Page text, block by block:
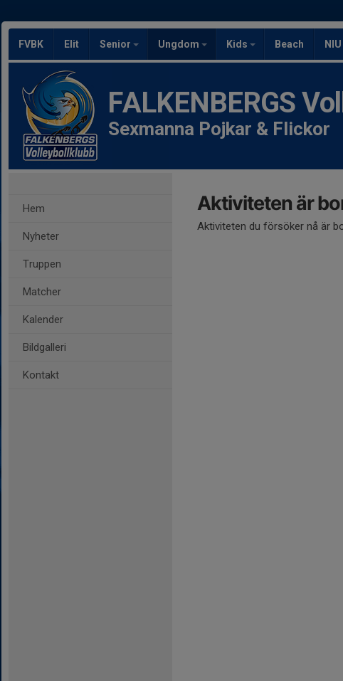
FVBK Elit Senior Ungdom Kids Beach
FALKENBERGS
Sexmanna Pojkar & Flickor
Hem
Nyheter
Truppen
Matcher
Kalender
Bildgalleri
Kontakt
Aktiviteten är
Aktiviteten du försöker nå är